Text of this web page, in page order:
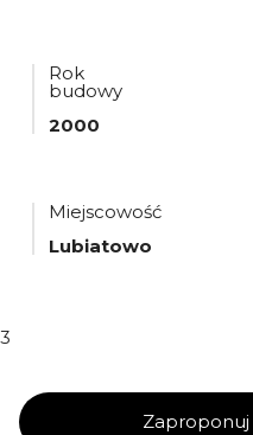
Rok
budowy
2000
Miejscowość
Lubiatowo
3
Zaproponuj